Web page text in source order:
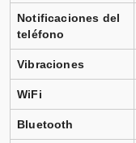
Notificaciones del
teléfono
Vibraciones
WiFi
Bluetooth